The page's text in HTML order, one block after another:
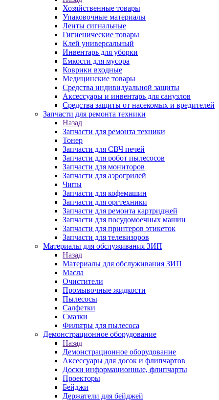
Хозяйственные товары
Упаковочные материалы
Ленты сигнальные
Гигиенические товары
Клей универсальный
Инвентарь для уборки
Емкости для мусора
Коврики входные
Медицинские товары
Средства индивидуальной защиты
Аксессуары и инвентарь для санузлов
Средства защиты от насекомых и вредителей
Запчасти для ремонта техники
Назад
Запчасти для ремонта техники
Тонер
Запчасти для СВЧ печей
Запчасти для робот пылесосов
Запчасти для мониторов
Запчасти для аэрогрилей
Чипы
Запчасти для кофемашин
Запчасти для оргтехники
Запчасти для ремонта картриджей
Запчасти для посудомоечных машин
Запчасти для принтеров этикеток
Запчасти для телевизоров
Материалы для обслуживания ЗИП
Назад
Материалы для обслуживания ЗИП
Масла
Очистители
Промывочные жидкости
Пылесосы
Салфетки
Смазки
Фильтры для пылесоса
Демонстрационное оборудование
Назад
Демонстрационное оборудование
Аксессуары для досок и флипчартов
Доски информационные, флипчарты
Проекторы
Бейджи
Держатели для бейджей